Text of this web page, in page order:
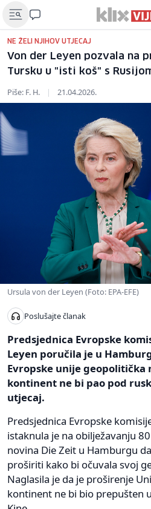
NE ŽELI NJIHOV UTJECAJ
Von der Leyen pozvala na
Tursku u "isti koš" s
Piše: F. H. | 21.04.2026.
Ursula von der Leyen (Foto: EPA-EFE)
Poslušajte članak
Predsjednica Evropske
Leyen poručila je u
Evropske unije geopolitička
kontinent ne bi pao pod
utjecaj.
Predsjednica Evropske
istaknula je na obilježavanju
novina Die Zeit u Hamburgu
proširiti kako bi očuvala svoj
Naglasila je da je proširenje
kontinent ne bi bio prepušten